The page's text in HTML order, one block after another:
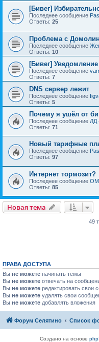
[Бивег]
Последнее сообщение
Ответы: 25
Проблема с
Последнее сообщение
Ответы: 10
[Бивег]
Последнее сообщение
Ответы: 7
DNS сервер лежит
Последнее сообщение
Ответы: 5
Почему я ушёл от
Последнее сообщение ЛД
Ответы: 71
Новый тарифные
Последнее сообщение
Ответы: 97
Интернет тормозит?
Последнее сообщение
Ответы: 85
Новая тема
49
ПРАВА ДОСТУПА
Вы не можете начинать темы
Вы не можете отвечать на
Вы не можете редактировать свои
Вы не можете удалять свои
Вы не можете добавлять вложения
Форум Селятино Список
Создано на основе